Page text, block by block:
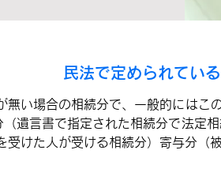
民法で定められてい
無い場合の相続分で、一般的には
遺言書で指定された相続分で法定
受けた人が受ける相続分）寄与分（